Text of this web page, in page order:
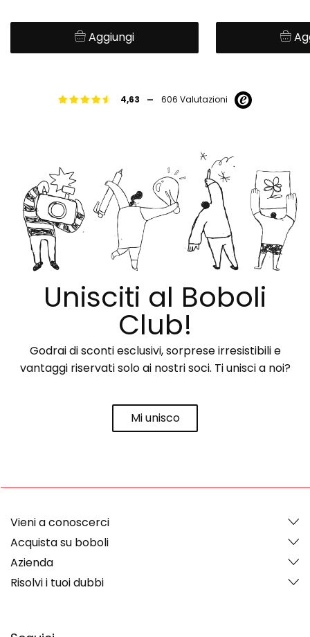
Aggiungi
4,63 - 606 Valutazioni
Unisciti al Boboli
Club!
Godrai di sconti esclusivi, sorprese irresistibili e
vantaggi riservati solo ai nostri soci. Ti unisci a noi?
Mi unisco
Vieni a conoscerci
Acquista su boboli
Azienda
Risolvi i tuoi dubbi